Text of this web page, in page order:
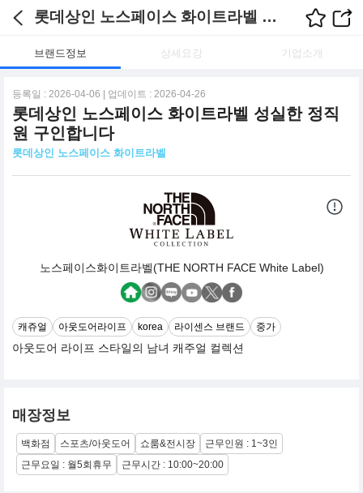
롯데상인 노스페이스 화이트라벨 채용정보
브랜드정보 상세요강 기업소개
등록일 : 2026-04-06 | 업데이트 : 2026-04-26
롯데상인 노스페이스 화이트라벨 성실한 정직
원 구인합니다
롯데상인 노스페이스 화이트라벨
노스페이스화이트라벨(THE NORTH FACE White Label)
캐쥬얼 아웃도어라이프 korea 라이센스 브랜드 중가
아웃도어 라이프 스타일의 남녀 캐주얼 컬렉션
매장정보
백화점 스포츠/아웃도어 쇼룸&전시장
근무인원 : 1~3인
근무요일 : 월5회휴무
근무시간 : 10:00~20:00